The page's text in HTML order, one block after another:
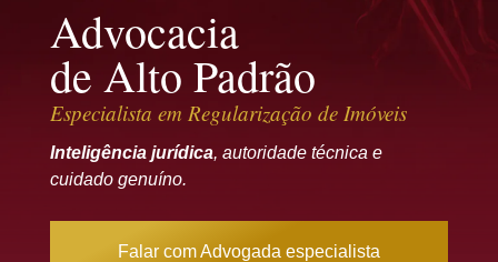
Advocacia
de Alto Padrão
Especialista em Regularização de Imóveis
Inteligência jurídica, autoridade técnica e
cuidado genuíno.
Falar com Advogada especialista